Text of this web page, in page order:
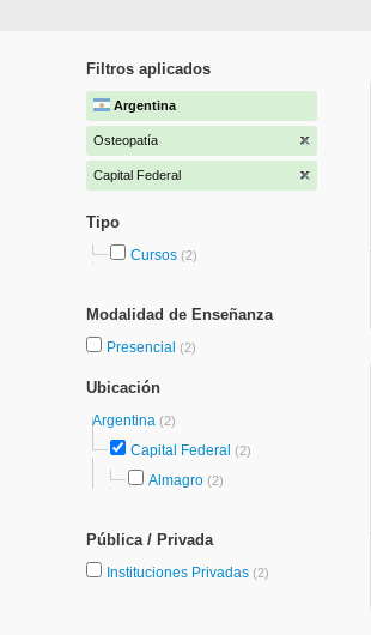
Filtros aplicados
Argentina
Osteopatía
Capital Federal
Tipo
Cursos (2)
Modalidad de Enseñanza
Presencial (2)
Ubicación
Argentina (2)
Capital Federal (2)
Almagro (2)
Pública / Privada
Instituciones Privadas (2)